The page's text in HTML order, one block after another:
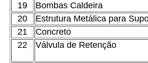
19
Bombas Caldeira
20
Estrutura Metálica para
21
Concreto
22
Válvula de Retenção